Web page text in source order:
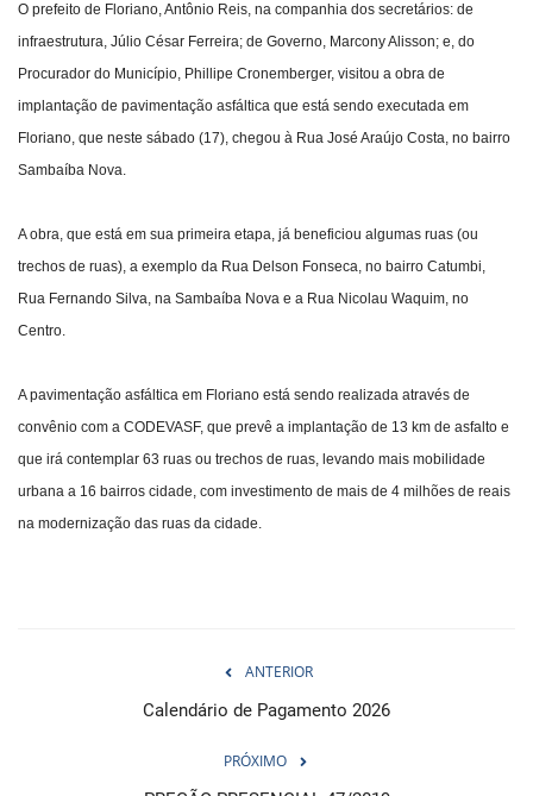
O prefeito de Floriano, Antônio Reis, na companhia dos secretários: de
infraestrutura, Júlio César Ferreira; de Governo, Marcony Alisson; e, do
Procurador do Município, Phillipe Cronemberger, visitou a obra de
implantação de pavimentação asfáltica que está sendo executada em
Floriano, que neste sábado (17), chegou à Rua José Araújo Costa, no bairro
Sambaíba Nova.
A obra, que está em sua primeira etapa, já beneficiou algumas ruas (ou
trechos de ruas), a exemplo da Rua Delson Fonseca, no bairro Catumbi,
Rua Fernando Silva, na Sambaíba Nova e a Rua Nicolau Waquim, no
Centro.
A pavimentação asfáltica em Floriano está sendo realizada através de
convênio com a CODEVASF, que prevê a implantação de 13 km de asfalto e
que irá contemplar 63 ruas ou trechos de ruas, levando mais mobilidade
urbana a 16 bairros cidade, com investimento de mais de 4 milhões de reais
na modernização das ruas da cidade.
ANTERIOR
Calendário de Pagamento 2026
PRÓXIMO